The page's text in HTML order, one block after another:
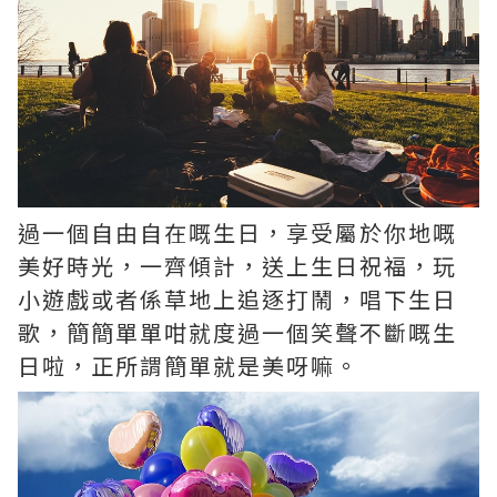
過一個自由自在嘅生日，享受屬於你地嘅
美好時光，一齊傾計，送上生日祝福，玩
小遊戲或者係草地上追逐打鬧，唱下生日
歌，簡簡單單咁就度過一個笑聲不斷嘅生
日啦，正所謂簡單就是美呀嘛。